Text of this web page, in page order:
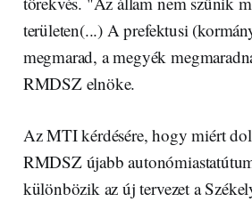
területen(...) A prefektusi
megmarad, a megyék
RMDSZ elnöke.
Az MTI kérdésére, hogy miért
RMDSZ újabb
különbözik az új tervezet a